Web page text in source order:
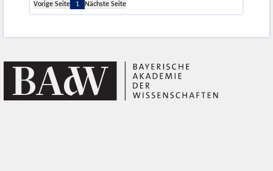
Vorige Seite
1 Nächste Seite